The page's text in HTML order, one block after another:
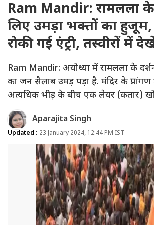
Ram Mandir: रामलला
लिए उमड़ा भक्तों का
रोकी गई एंट्री, तस्वीरों में
Ram Mandir: अयोध्या में रामलला के
का जन सैलाब उमड़ पड़ा है. मंदिर के
अत्यधिक भीड़ के बीच एक लेयर (कतार)
Aparajita Singh
Updated : 23 January 2024, 12:44 PM IST